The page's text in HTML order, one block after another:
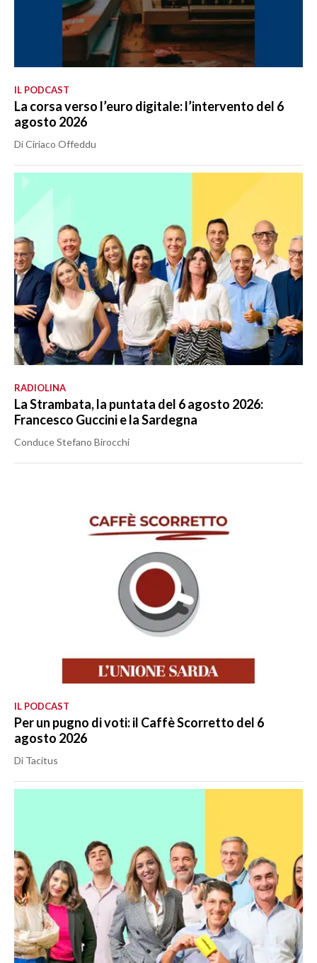
IL PODCAST
La corsa verso l’euro digitale: l’intervento del 6
agosto 2026
Di Ciriaco Offeddu
RADIOLINA
La Strambata, la puntata del 6 agosto 2026:
Francesco Guccini e la Sardegna
Conduce Stefano Birocchi
IL PODCAST
Per un pugno di voti: il Caffè Scorretto del 6
agosto 2026
Di Tacitus